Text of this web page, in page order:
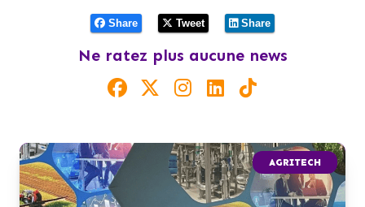
Share Tweet Share
Ne ratez plus aucune news
AGRITECH